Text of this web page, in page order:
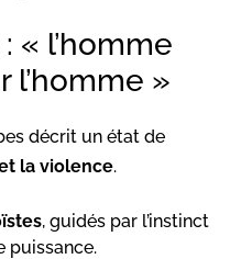
« l’homme
l’homme »
décrit un état de
la violence.
, guidés par l’instinct
puissance.